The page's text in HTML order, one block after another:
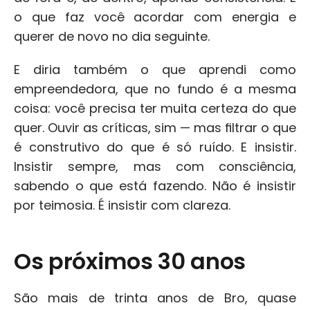
o que faz você acordar com energia e
querer de novo no dia seguinte.
E diria também o que aprendi como
empreendedora, que no fundo é a mesma
coisa: você precisa ter muita certeza do que
quer. Ouvir as críticas, sim — mas filtrar o que
é construtivo do que é só ruído. E insistir.
Insistir sempre, mas com consciência,
sabendo o que está fazendo. Não é insistir
por teimosia. É insistir com clareza.
Os próximos 30 anos
São mais de trinta anos de Bro, quase